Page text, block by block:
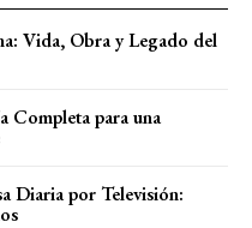
Vida, Obra y Legado del
Completa para una
Diaria por Televisión: